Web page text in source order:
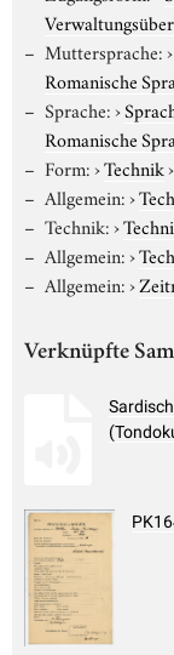
Muttersprache:›
Romanische
Sprache:›
Romanische
Form:›Technik›
Allgemein:›
Technik:›
Allgemein:›
Allgemein:›
Verknüpfte